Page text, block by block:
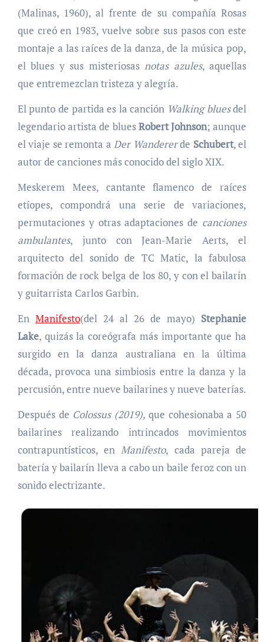
(Malinas, 1960), al frente de su compañía Rosas
que creó en 1983, vuelve sobre sus pasos con este
montaje a las raíces de la danza, de la música pop,
el blues y sus misteriosasnotas azules, aquellas
que entremezclan tristeza y alegría.
El punto de partida es la canción Walking bluesdel
legendario artista de bluesRobert Johnson; aunque
el viaje se remonta aDer Wandererde Schubert, el
autor de canciones más conocido del siglo XIX.
Meskerem Mees, cantante flamenco de raíces
etíopes, compondrá una serie de variaciones,
permutaciones y otras adaptaciones de canciones
ambulantes, junto con Jean-Marie Aerts, el
arquitecto del sonido de TC Matic, la fabulosa
formación de rock belga de los 80, y con el bailarín
y guitarrista Carlos Garbin.
En Manifesto(del 24 al 26 de mayo) Stephanie
Lake, quizás la coreógrafa más importante que ha
surgido en la danza australiana en la última
década, provoca una simbiosis entre la danza y la
percusión, entre nueve bailarines y nueve baterías.
Después de Colossus (2019), que cohesionaba a 50
bailarines realizando intrincados movimientos
contrapuntísticos, enManifesto, cada pareja de
batería y bailarín lleva a cabo un baile feroz con un
sonido electrizante.